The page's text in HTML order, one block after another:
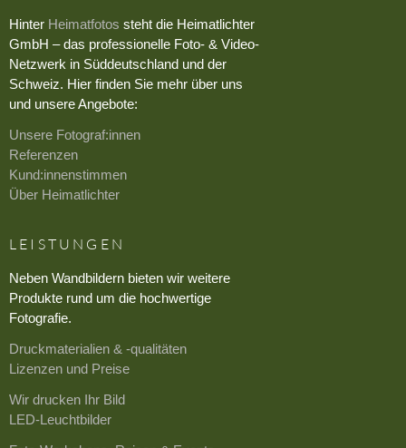
Hinter Heimatfotos steht die Heimatlichter
GmbH – das professionelle Foto- & Video-
Netzwerk in Süddeutschland und der
Schweiz. Hier finden Sie mehr über uns
und unsere Angebote:
Unsere Fotograf:innen
Referenzen
Kund:innenstimmen
Über Heimatlichter
LEISTUNGEN
Neben Wandbildern bieten wir weitere
Produkte rund um die hochwertige
Fotografie.
Druckmaterialien & -qualitäten
Lizenzen und Preise
Wir drucken Ihr Bild
LED-Leuchtbilder